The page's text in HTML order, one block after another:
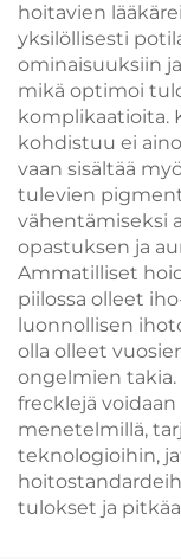
hoitavien
yksilöllisesti
ominaisuuksiin
mikä optimoi
komplikaatioita.
kohdistuu ei
vaan sisältää
tulevien
vähentämiseksi
opastuksen ja
Ammatilliset
piilossa olleet
luonnollisen
olla olleet
ongelmien takia.
frecklejä
menetelmillä,
teknologioihin,
tulokset ja